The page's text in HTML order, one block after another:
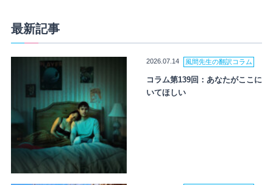
最新記事
2026.07.14 風間先生の翻訳コラム
コラム第139回：あなたがここに
いてほしい